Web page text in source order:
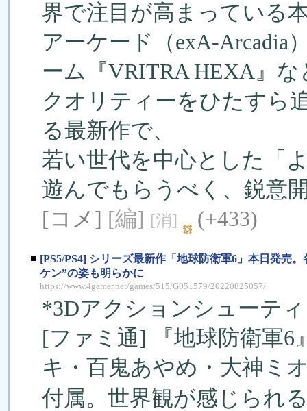
界で注目が高まっている
アーケード（exA-Arcadia
ーム『VRITRA HEXA』
クオリティーをひたすら
る最新作で、
若い世代を中心とした「
遊んでもらうべく、鋭意
[コメ] [編] [消] (+433)
■ [PS5/PS4] シリーズ最新作「地球防衛軍6」本日発売
ケン”の姿も明らかに
https://www.4gamer.net/games/515/G051579/20220825057/
*3Dアクションシューテ
[ファミ通] 『地球防衛軍6
キ・百鬼あやめ・大神ミ
付属。世界観が感じられ